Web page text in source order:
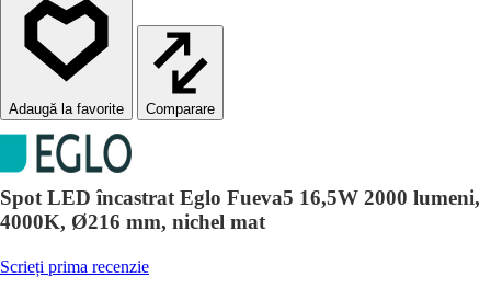
Comparare
Spot LED încastrat Eglo Fueva5 16,5W 2000 lumeni,
4000K, Ø216 mm, nichel mat
Scrieți prima recenzie